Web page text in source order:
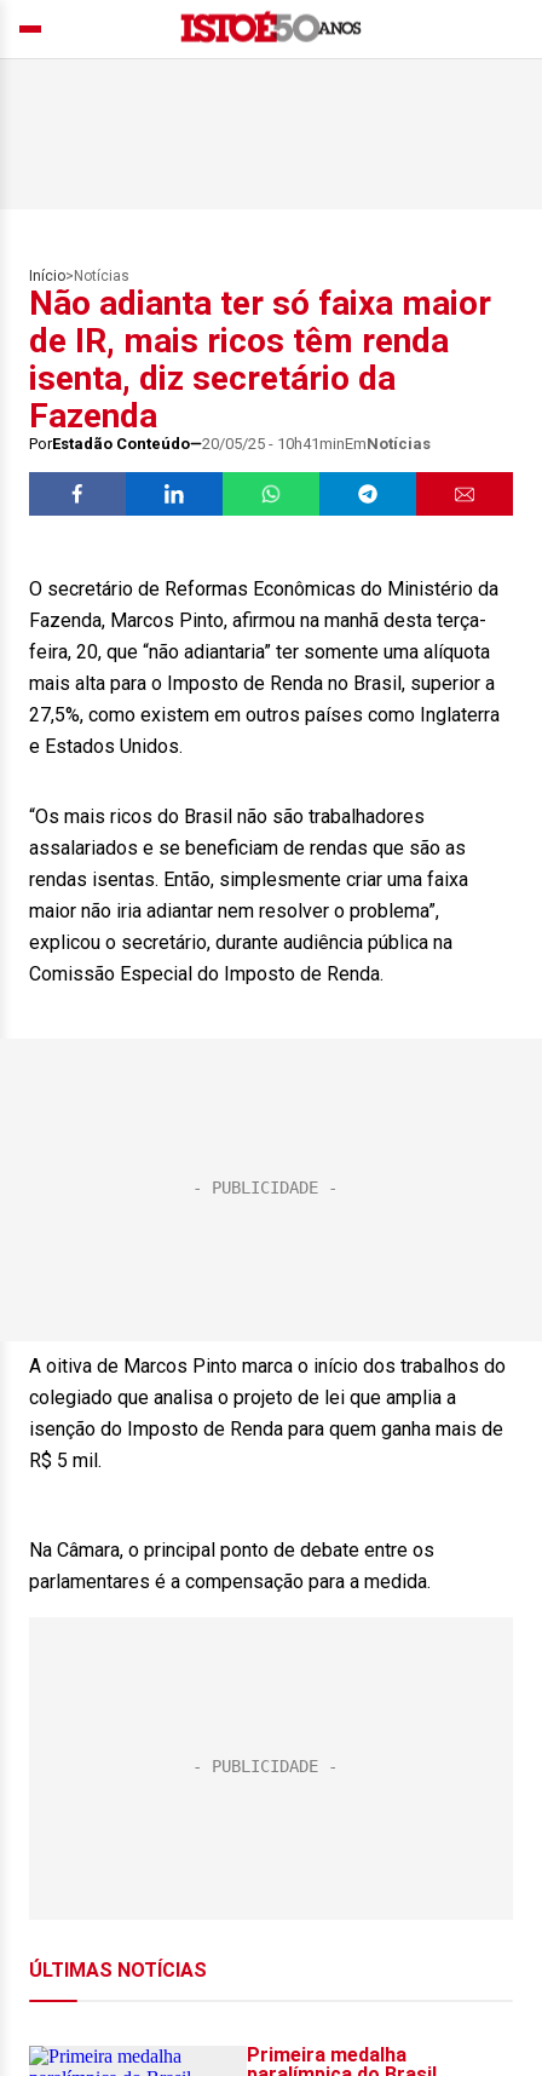
Início> Notícias
Não adianta ter só faixa maior
de IR, mais ricos têm renda
isenta, diz secretário da
Fazenda
PorEstadão Conteúdo 20/05/25 - 10h41minEmNotícias
O secretário de Reformas Econômicas do Ministério da
Fazenda, Marcos Pinto, afirmou na manhã desta terça-
feira, 20, que “não adiantaria” ter somente uma alíquota
mais alta para o Imposto de Renda no Brasil, superior a
27,5%, como existem em outros países como Inglaterra
e Estados Unidos.
“Os mais ricos do Brasil não são trabalhadores
assalariados e se beneficiam de rendas que são as
rendas isentas. Então, simplesmente criar uma faixa
maior não iria adiantar nem resolver o problema”,
explicou o secretário, durante audiência pública na
Comissão Especial do Imposto de Renda.
A oitiva de Marcos Pinto marca o início dos trabalhos do
colegiado que analisa o projeto de lei que amplia a
isenção do Imposto de Renda para quem ganha mais de
R$ 5 mil.
Na Câmara, o principal ponto de debate entre os
parlamentares é a compensação para a medida.